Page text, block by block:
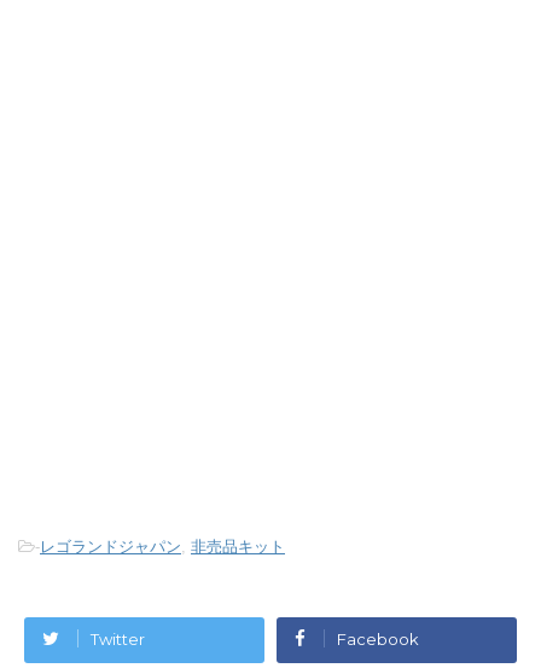
-レゴランドジャパン 非売品キット
Twitter Facebook